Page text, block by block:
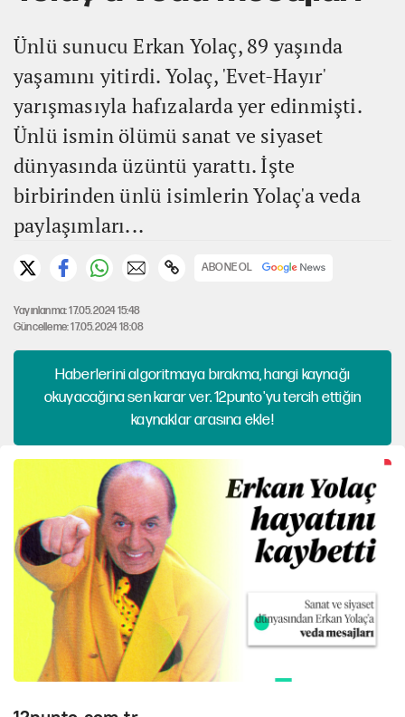
Ünlü sunucu Erkan Yolaç, 89 yaşında
yaşamını yitirdi. Yolaç, 'Evet-Hayır'
yarışmasıyla hafızalarda yer edinmişti.
Ünlü ismin ölümü sanat ve siyaset
dünyasında üzüntü yarattı. İşte
birbirinden ünlü isimlerin Yolaç'a veda
paylaşımları...
ABONE OL
Yayınlanma: 17.05.2024 15:48
Güncelleme: 17.05.2024 18:08
Haberlerini algoritmaya bırakma, hangi kaynağı
okuyacağına sen karar ver. 12punto'yu tercih ettiğin
kaynaklar arasına ekle!